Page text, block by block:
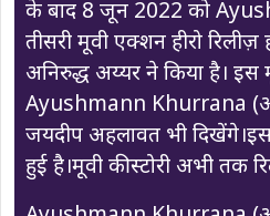
के बाद 8 जून 2022 को
तीसरी मूवी एक्शन हीरो रिलीज़
अनिरुद्ध अय्यर ने किया है।
Ayushmann Khurrana
जयदीप अहलावत भी
हुई है।मूवी की स्टोरी अभी तक